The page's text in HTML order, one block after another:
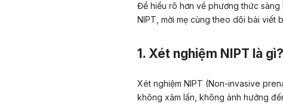
Để hiểu rõ hơn về phương thức
NIPT, mời mẹ cùng theo dõi bài viết
1. Xét nghiệm NIPT là gì?
Xét nghiệm NIPT (Non-invasive
không xâm lấn, không ảnh hưởng